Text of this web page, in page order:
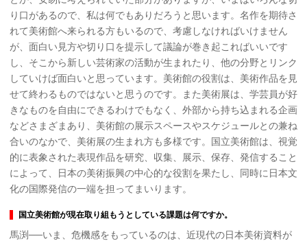
り口があるので、私は何でもありだろうと思います。名作を期待さ
れて美術館へ来られる方もいるので、考慮しなければいけません
が、面白い見方や切り口を提示して議論が巻き起こればいいです
し、そこから新しい芸術家の活動が生まれたり、他の分野とリンク
していけば面白いと思っています。美術館の役割は、美術作品を見
せて終わるものではないと思うのです。また美術展は、学芸員が好
きなものを自由にできるわけでもなく、外部から持ち込まれる企画
などさまざまあり、美術館の展示スペースやスケジュールとの兼ね
合いのなかで、美術展の生まれ方も多様です。国立美術館は、視覚
的に表象された表現作品を研究、収集、展示、保存、発信すること
によって、日本の美術振興の中心的な役割を果たし、同時に日本文
化の国際発信の一端を担ってまいります。
国立美術館が現在取り組もうとしている課題は何ですか。
馬渕──いま、危機感をもっているのは、近現代の日本美術資料が